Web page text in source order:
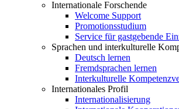
Internationale Forschende
Welcome Support
Promotionsstudium
Service für gastgebende
Sprachen und interkulturelle
Deutsch lernen
Fremdsprachen lernen
Interkulturelle
Internationales Profil
Internationalisierung